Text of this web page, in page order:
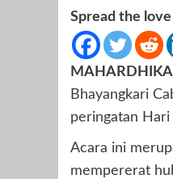
Spread the love
Bhayangkari
peringatan
Acara ini
mempererat